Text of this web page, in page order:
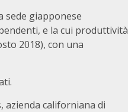
sede giapponese
e la cui produttività
2018), con una
azienda californiana di